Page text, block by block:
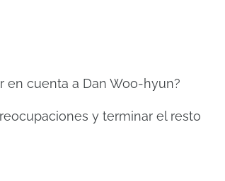
en cuenta a Dan Woo-hyun?
y terminar el resto